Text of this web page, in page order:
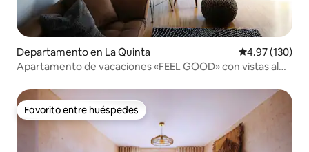
Departamento en La Quinta Calificación
4.97 (130)
Apartamento de vacaciones «FEEL GOOD» con vistas al
Favorito entre huéspedes
Favorito entre huéspedes